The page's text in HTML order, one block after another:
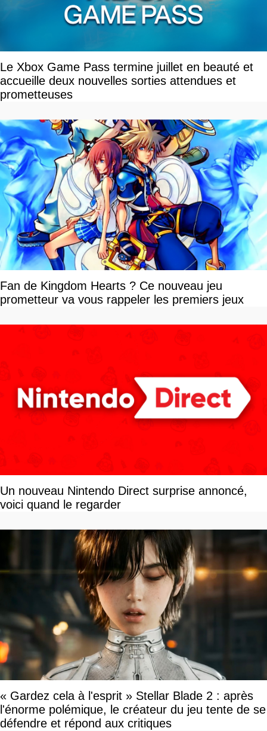
Le Xbox Game Pass termine juillet en beauté et
accueille deux nouvelles sorties attendues et
prometteuses
Fan de Kingdom Hearts ? Ce nouveau jeu
prometteur va vous rappeler les premiers jeux
Un nouveau Nintendo Direct surprise annoncé,
voici quand le regarder
« Gardez cela à l'esprit » Stellar Blade 2 : après
l'énorme polémique, le créateur du jeu tente de se
défendre et répond aux critiques